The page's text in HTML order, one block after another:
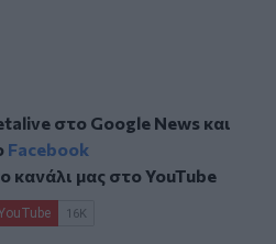
στο Google Newsκαι
Facebook
κανάλι μας στοYouTube